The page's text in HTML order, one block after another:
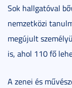
Sok hallgatóval
nemzetközi
megújult
is, ahol 110 fő
A zenei és